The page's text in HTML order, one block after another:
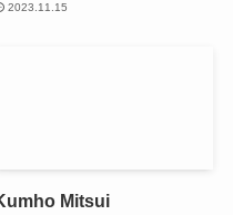
2023.11.15
Mitsui